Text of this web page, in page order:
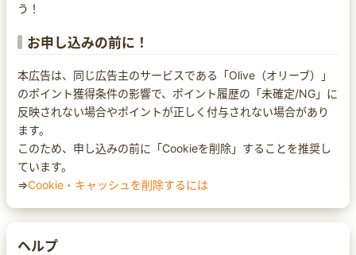
う！
お申し込みの前に！
本広告は、同じ広告主のサービスである「Olive（オリーブ）」
のポイント獲得条件の影響で、ポイント履歴の「未確定/NG」に
反映されない場合やポイントが正しく付与されない場合があり
ます。
このため、申し込みの前に「Cookieを削除」することを推奨し
ています。
⇒Cookie・キャッシュを削除するには
ヘルプ